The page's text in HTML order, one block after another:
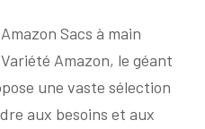
l’Étendue
des
Possibilités
avec
Sacs à main
Amazon, le géant
une vaste sélection
aux besoins et aux